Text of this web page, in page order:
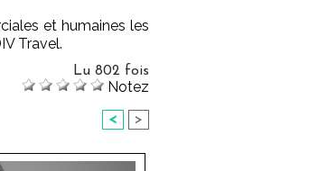
et humaines les
Travel.
Lu 802 fois
Notez
< >